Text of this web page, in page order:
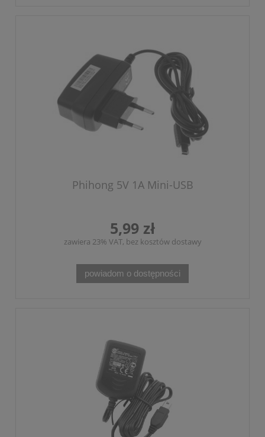
Phihong 5V 1A Mini-USB
5,99 zł
zawiera 23% VAT, bez kosztów dostawy
powiadom o dostępności